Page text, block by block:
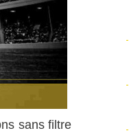
sans filtre